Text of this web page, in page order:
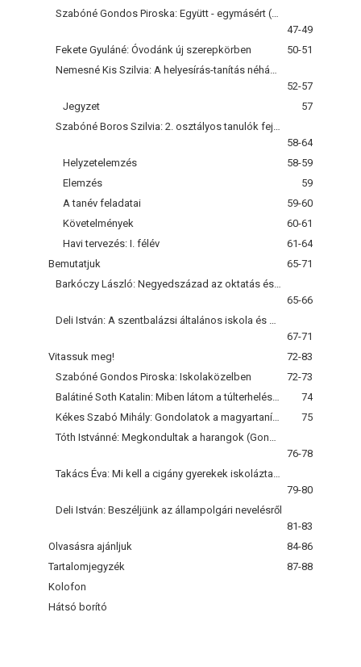
47-49
Fekete Gyuláné: Óvodánk új szerepkörben
50-51
52-57
Jegyzet
57
58-64
Helyzetelemzés
58-59
Elemzés
59
A tanév feladatai
59-60
Követelmények
60-61
Havi tervezés: I. félév
61-64
Bemutatjuk
65-71
65-66
67-71
Vitassuk meg!
72-83
Szabóné Gondos Piroska: Iskolaközelben
72-73
74
75
76-78
79-80
Deli István: Beszéljünk az állampolgári nevelésről
81-83
Olvasásra ajánljuk
84-86
Tartalomjegyzék
87-88
Kolofon
Hátsó borító